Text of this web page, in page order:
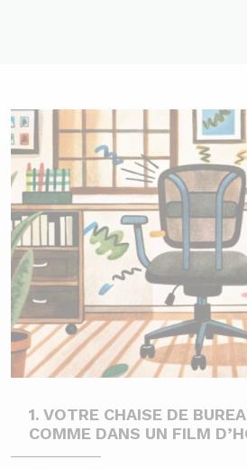
1. VOTRE CHAISE DE
COMME DANS UN FILM